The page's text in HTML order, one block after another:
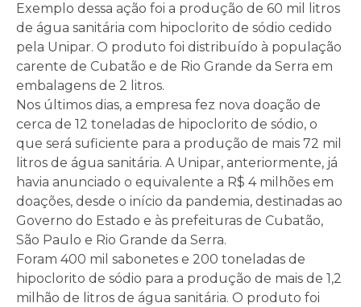
Exemplo dessa ação foi a produção de 60 mil litros
de água sanitária com hipoclorito de sódio cedido
pela Unipar. O produto foi distribuído à população
carente de Cubatão e de Rio Grande da Serra em
embalagens de 2 litros.
Nos últimos dias, a empresa fez nova doação de
cerca de 12 toneladas de hipoclorito de sódio, o
que será suficiente para a produção de mais 72 mil
litros de água sanitária. A Unipar, anteriormente, já
havia anunciado o equivalente a R$ 4 milhões em
doações, desde o início da pandemia, destinadas ao
Governo do Estado e às prefeituras de Cubatão,
São Paulo e Rio Grande da Serra.
Foram 400 mil sabonetes e 200 toneladas de
hipoclorito de sódio para a produção de mais de 1,2
milhão de litros de água sanitária. O produto foi